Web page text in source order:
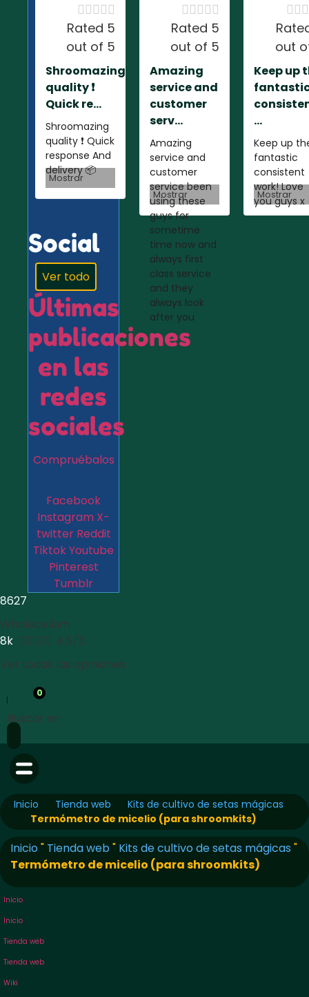

Rated 5
out of 5
Shroomazing
quality ❗️
Quick re...
Shroomazing
quality ❗️ Quick
response And
delivery 📦
Mostrar

Rated 5
out of 5
Amazing
service and
customer
serv...
Amazing
service and
customer
service been
using these
guys for
sometime
time now and
always first
class service
and they
always look
after you
Mostrar

out
Keep up
...
Keep up
fantastic
consistent
work! Love
you guys x
Mostrar
Social
Ver todo
Últimas
publicaciones
en las
redes
sociales
Compruébalos
Facebook
Instagram X-
twitter Reddit
TiktokYoutube
Pinterest
Tumblr
8627
Wholecelium
8k  4.5/5
Ver todas las opiniones
0
Buscar en
Inicio Tienda web
Kits de cultivo de setas mágicas
Termómetro de micelio (para shroomkits)
Inicio" Tienda web" Kits de cultivo de setas mágicas "
Termómetro de micelio (para shroomkits)
Inicio
Inicio
Tienda web
Tienda web
Wiki